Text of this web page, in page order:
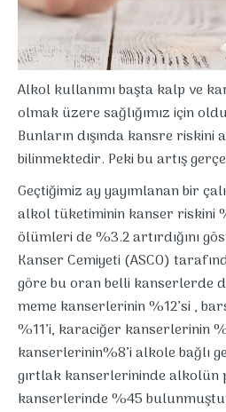
Alkol kullanımı başta kalp ve
olmak üzere sağlığımız için
Bunların dışında kansre riskini
bilinmektedir. Peki bu artış
Geçtiğimiz ay yayımlanan bir
alkol tüketiminin kanser riskini
ölümleri de %3.2 artırdığını
Kanser Cemiyeti (ASCO)
göre bu oran belli kanserlerde
meme kanserlerinin %12’si ,
%11’i, karaciğer kanserlerinin
kanserlerinin%8’i alkole bağlı
gırtlak kanserlerininde alkolün
kanserlerinde %45